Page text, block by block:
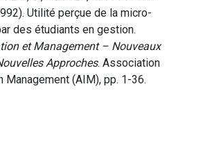
Utilité perçue de la micro-
des étudiants en gestion.
et Management – Nouveaux
Approches. Association
Management (AIM), pp. 1-36.